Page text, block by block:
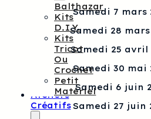
Balthazar
Kits
D.I.Y.
Kits
Tricot
Ou
Crochet
Petit
Matériel
Ateliers
Créatifs
Samedi 7 mars
Samedi 28 mars
Samedi 25 avril
Samedi 30 mai
Samedi 6 juin
Samedi 27 juin